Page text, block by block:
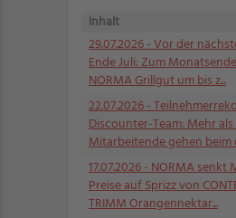
Inhalt
29.07.2026- Vor der
Ende Juli: Zum
NORMA Grillgut um bis z...
22.07.2026-
Discounter-Team: Mehr als
Mitarbeitende gehen beim
17.07.2026- NORMA senkt
Preise auf Sprizz von
TRIMM Orangennektar...